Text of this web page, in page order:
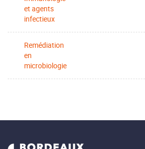
et agents
infectieux
Remédiation
en
microbiologie